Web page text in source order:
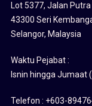
Lot 5377, Jalan
43300 Seri
Selangor, Malaysia
Waktu Pejabat :
Isnin hingga Jumaat
Telefon : +603-